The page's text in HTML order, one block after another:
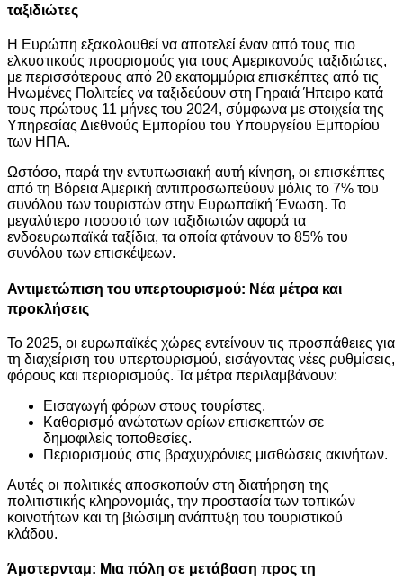
ταξιδιώτες
Η Ευρώπη εξακολουθεί να αποτελεί έναν από τους πιο
ελκυστικούς προορισμούς για τους Αμερικανούς ταξιδιώτες,
με περισσότερους από 20 εκατομμύρια επισκέπτες από τις
Ηνωμένες Πολιτείες να ταξιδεύουν στη Γηραιά Ήπειρο κατά
τους πρώτους 11 μήνες του 2024, σύμφωνα με στοιχεία της
Υπηρεσίας Διεθνούς Εμπορίου του Υπουργείου Εμπορίου
των ΗΠΑ.
Ωστόσο, παρά την εντυπωσιακή αυτή κίνηση, οι επισκέπτες
από τη Βόρεια Αμερική αντιπροσωπεύουν μόλις το 7% του
συνόλου των τουριστών στην Ευρωπαϊκή Ένωση. Το
μεγαλύτερο ποσοστό των ταξιδιωτών αφορά τα
ενδοευρωπαϊκά ταξίδια, τα οποία φτάνουν το 85% του
συνόλου των επισκέψεων.
Αντιμετώπιση του υπερτουρισμού: Νέα μέτρα και
προκλήσεις
Το 2025, οι ευρωπαϊκές χώρες εντείνουν τις προσπάθειες για
τη διαχείριση του υπερτουρισμού, εισάγοντας νέες ρυθμίσεις,
φόρους και περιορισμούς. Τα μέτρα περιλαμβάνουν:
Εισαγωγή φόρων στους τουρίστες.
Καθορισμό ανώτατων ορίων επισκεπτών σε
δημοφιλείς τοποθεσίες.
Περιορισμούς στις βραχυχρόνιες μισθώσεις ακινήτων.
Αυτές οι πολιτικές αποσκοπούν στη διατήρηση της
πολιτιστικής κληρονομιάς, την προστασία των τοπικών
κοινοτήτων και τη βιώσιμη ανάπτυξη του τουριστικού
κλάδου.
Άμστερνταμ: Μια πόλη σε μετάβαση προς τη